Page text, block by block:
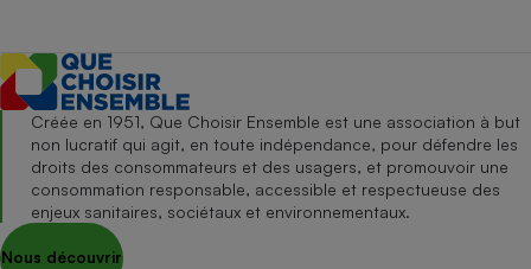
Créée en 1951, Que Choisir Ensemble est une association à but
non lucratif qui agit, en toute indépendance, pour défendre les
droits des consommateurs et des usagers, et promouvoir une
consommation responsable, accessible et respectueuse des
enjeux sanitaires, sociétaux et environnementaux.
Nous découvrir